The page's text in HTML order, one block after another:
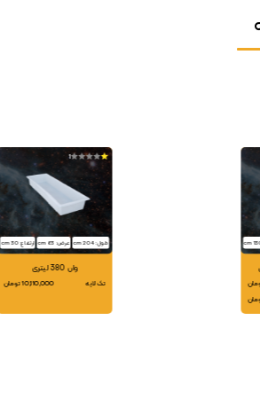
1
طول: 204 cm عرض: 63 cm ارتفاع: 30 cm
وان 380 لیتری
تک لایه 10,110,000 تومان